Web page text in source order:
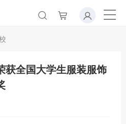
获全国大学生服装服饰